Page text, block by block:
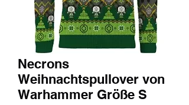
Necrons
Weihnachtspullover von
Warhammer Größe S